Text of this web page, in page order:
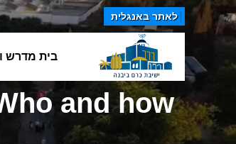
לאתר באנגלית
בית מדרש
and how